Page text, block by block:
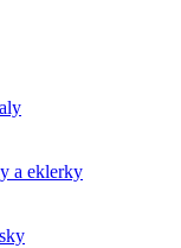
a eklerky